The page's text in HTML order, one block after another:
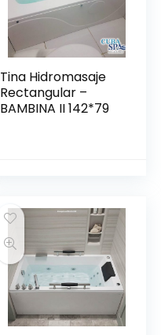
Tina Hidromasaje
Rectangular –
BAMBINA II 142*79